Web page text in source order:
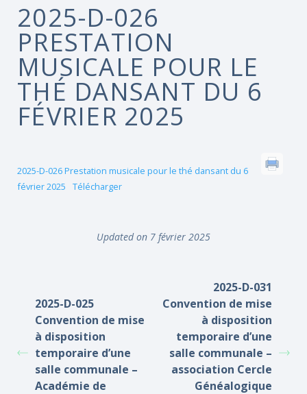
2025-D-026
PRESTATION
MUSICALE POUR LE
THÉ DANSANT DU 6
FÉVRIER 2025
2025-D-026 Prestation musicale pour le thé dansant du 6
février 2025
Télécharger
Updated on 7 février 2025
2025-D-025
Convention de mise
à disposition
temporaire d’une
salle communale –
Académie de
2025-D-031
Convention de mise
à disposition
temporaire d’une
salle communale –
association Cercle
Généalogique